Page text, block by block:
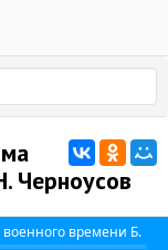
Черноусов
времени Б. Н.